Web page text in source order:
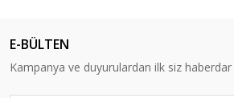
E-BÜLTEN
Kampanya ve duyurulardan ilk siz haberdar